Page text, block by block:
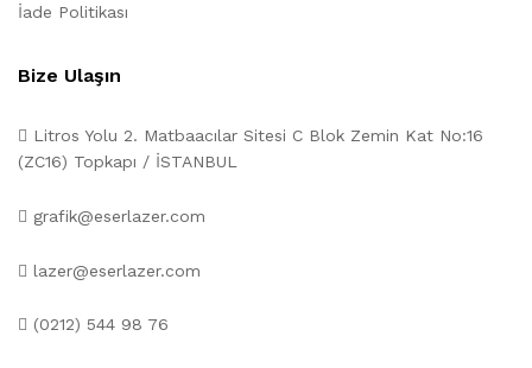
İade Politikası
Bize Ulaşın
Litros Yolu 2. Matbaacılar Sitesi C Blok Zemin Kat No:16
(ZC16) Topkapı / İSTANBUL
grafik@eserlazer.com
lazer@eserlazer.com
(0212) 544 98 76